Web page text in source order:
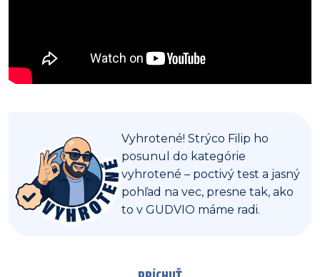
Vyhrotené! Strýco Filip ho
posunul do kategórie
vyhrotené – poctivý test a jasný
pohľad na vec, presne tak, ako
to v GUDVIO máme radi.